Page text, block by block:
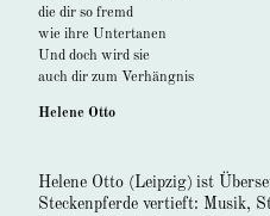
die dir so fremd
wie ihre Untertanen
Und doch wird sie
auch dir zum Verhängnis
Helene Otto
Helene Otto (Leipzig) ist
Steckenpferde vertieft: Musik,